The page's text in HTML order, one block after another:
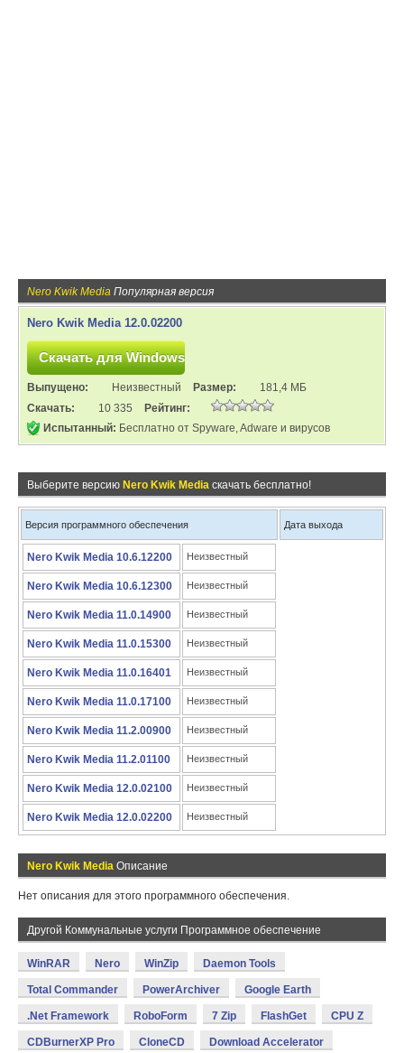
Nero Kwik Media Популярная версия
Nero Kwik Media 12.0.02200
Выпущено: Неизвестный Размер:
181,4 МБ
Скачать:
10 335
Рейтинг:
Испытанный: Бесплатно от Spyware, Adware и вирусов
Выберите версию Nero Kwik Media скачать бесплатно!
Версия программного обеспечения Дата выхода
Nero Kwik Media 10.6.12200 Неизвестный
Nero Kwik Media 10.6.12300 Неизвестный
Nero Kwik Media 11.0.14900 Неизвестный
Nero Kwik Media 11.0.15300 Неизвестный
Nero Kwik Media 11.0.16401 Неизвестный
Nero Kwik Media 11.0.17100 Неизвестный
Nero Kwik Media 11.2.00900 Неизвестный
Nero Kwik Media 11.2.01100 Неизвестный
Nero Kwik Media 12.0.02100 Неизвестный
Nero Kwik Media 12.0.02200 Неизвестный
Nero Kwik Media Описание
Нет описания для этого программного обеспечения.
Другой Коммунальные услуги Программное обеспечение
WinRAR Nero WinZip Daemon Tools
Total Commander PowerArchiver Google Earth
.Net Framework RoboForm 7 Zip FlashGet CPU Z
CDBurnerXP Pro CloneCD Download Accelerator